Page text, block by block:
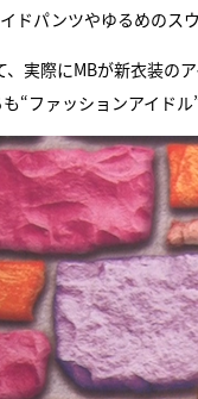
ドパンツやゆるめのス
実際にMBが新衣装の
“ファッションアイド